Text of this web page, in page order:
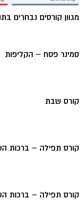
מגוון קורסים נבחרים
סמינר פסח – הקליפות
קורס שבת
קורס תפילה – ברכות
קורס תפילה – ברכות